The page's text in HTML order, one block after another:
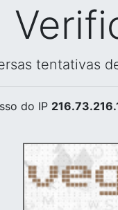
tentativas
do IP